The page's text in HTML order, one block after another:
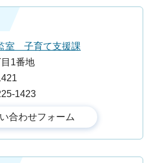
室 子育て支援課
1番地
1423